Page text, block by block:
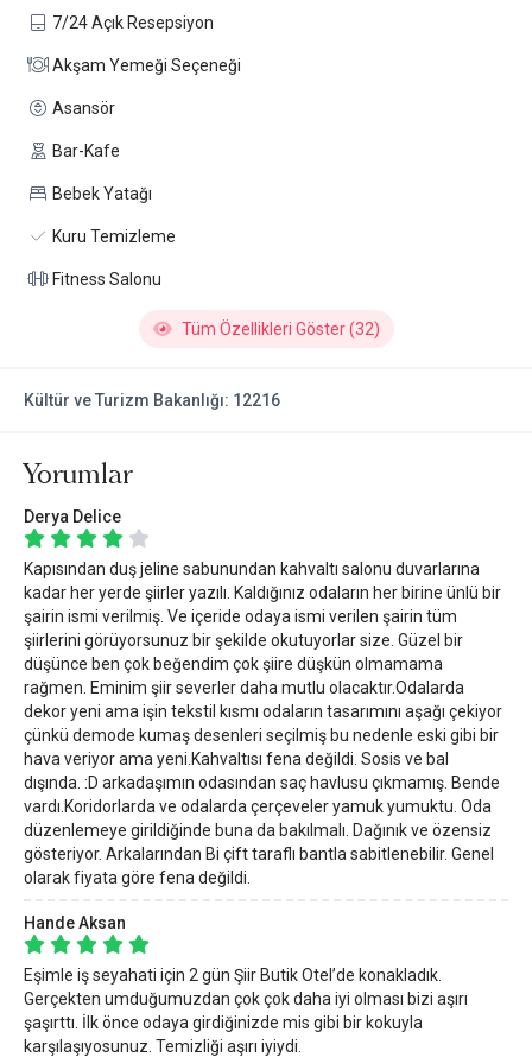
7/24 Açık Resepsiyon
Akşam Yemeği Seçeneği
Asansör
Bar-Kafe
Bebek Yatağı
Kuru Temizleme
Fitness Salonu
Tüm Özellikleri Göster (32)
Kültür ve Turizm Bakanlığı: 12216
Yorumlar
Derya Delice
Kapısından duş jeline sabunundan kahvaltı salonu duvarlarına
kadar her yerde şiirler yazılı. Kaldığınız odaların her birine ünlü bir
şairin ismi verilmiş. Ve içeride odaya ismi verilen şairin tüm
şiirlerini görüyorsunuz bir şekilde okutuyorlar size. Güzel bir
düşünce ben çok beğendim çok şiire düşkün olmamama
rağmen. Eminim şiir severler daha mutlu olacaktır.Odalarda
dekor yeni ama işin tekstil kısmı odaların tasarımını aşağı çekiyor
çünkü demode kumaş desenleri seçilmiş bu nedenle eski gibi bir
hava veriyor ama yeni.Kahvaltısı fena değildi. Sosis ve bal
dışında. :D arkadaşımın odasından saç havlusu çıkmamış. Bende
vardı.Koridorlarda ve odalarda çerçeveler yamuk yumuktu. Oda
düzenlemeye girildiğinde buna da bakılmalı. Dağınık ve özensiz
gösteriyor. Arkalarından Bi çift taraflı bantla sabitlenebilir. Genel
olarak fiyata göre fena değildi.
Hande Aksan
Eşimle iş seyahati için 2 gün Şiir Butik Otel’de konakladık.
Gerçekten umduğumuzdan çok çok daha iyi olması bizi aşırı
şaşırttı. İlk önce odaya girdiğinizde mis gibi bir kokuyla
karşılaşıyosunuz. Temizliği aşırı iyiydi.